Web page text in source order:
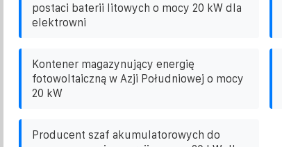
postaci baterii litowych o mocy 20 kW dla
elektrowni
Kontener magazynujący energię
fotowoltaiczną w Azji Południowej o mocy
20 kW
Producent szaf akumulatorowych do